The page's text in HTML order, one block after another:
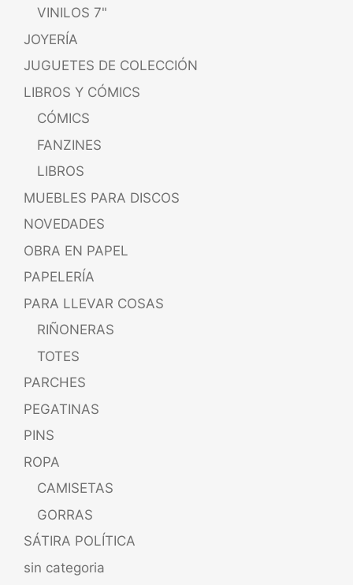
VINILOS 7"
JOYERÍA
JUGUETES DE COLECCIÓN
LIBROS Y CÓMICS
CÓMICS
FANZINES
LIBROS
MUEBLES PARA DISCOS
NOVEDADES
OBRA EN PAPEL
PAPELERÍA
PARA LLEVAR COSAS
RIÑONERAS
TOTES
PARCHES
PEGATINAS
PINS
ROPA
CAMISETAS
GORRAS
SÁTIRA POLÍTICA
sin categoria